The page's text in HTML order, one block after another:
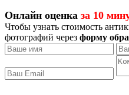
Онлайн оценка за 10
Чтобы узнать стоимость
фотографий через форму